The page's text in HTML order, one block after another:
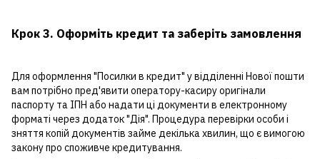
Крок 3. Оформіть кредит та заберіть замовлення
Для оформлення "Посилки в кредит" у відділенні Нової пошти
вам потрібно пред'явити оператору-касиру оригінали
паспорту та ІПН або надати ці документи в електронному
форматі через додаток "Дія". Процедура перевірки особи і
зняття копій документів займе декілька хвилин, що є вимогою
закону про споживче кредитування.